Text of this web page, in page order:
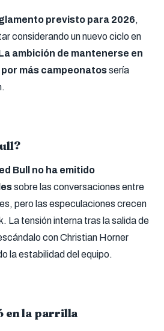
previsto para 2026,
considerando un nuevo ciclo en
ambición de mantenerse en
por más campeonatossería
Bull no ha emitido
sobre las conversaciones entre
pero las especulaciones crecen
La tensión interna tras la salida de
con Christian Horner
la estabilidad del equipo.
en la parrilla